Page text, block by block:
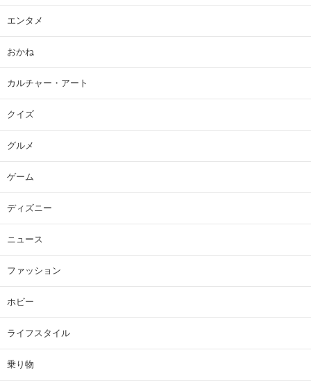
エンタメ
おかね
カルチャー・アート
クイズ
グルメ
ゲーム
ディズニー
ニュース
ファッション
ホビー
ライフスタイル
乗り物